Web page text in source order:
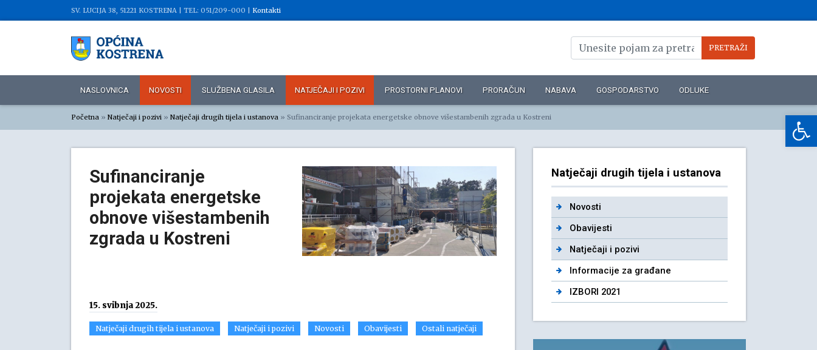
SV. LUCIJA 38, 51221 KOSTRENA | TEL: 051/209-000 | Kontakti
NASLOVNICA NOVOSTI SLUŽBENA GLASILA NATJEČAJI I POZIVI PROSTORNI PLANOVI PRORAČUN NABAVA GOSPODARSTVO ODLUKE
Početna » Natječaji i pozivi » Natječaji drugih tijela i ustanova » Sufinanciranje projekata energetske obnove višestambenih zgrada u Kostreni
Sufinanciranje
projekata energetske
obnove višestambenih
zgrada u Kostreni
15. svibnja 2025.
Natječaji drugih tijela i ustanova Natječaji i pozivi Novosti Obavijesti Ostali natječaji
Natječaji drugih tijela i ustanova
Novosti
Obavijesti
Natječaji i pozivi
Informacije za građane
IZBORI 2021